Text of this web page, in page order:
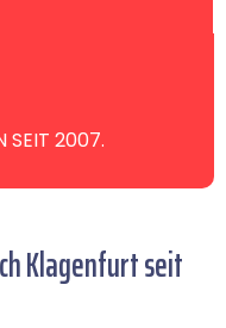
SEIT 2007.
Klagenfurt seit